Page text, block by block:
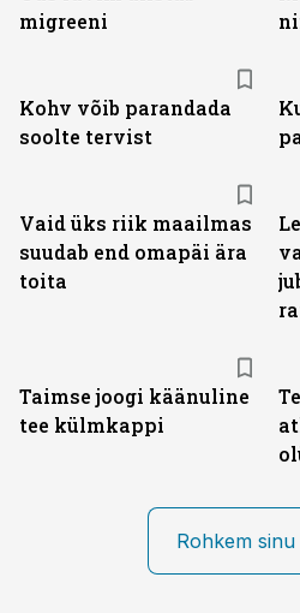
migreeni
Kohv võib parandada
soolte tervist
Vaid üks riik maailmas
suudab end omapäi ära
toita
Taimse joogi käänuline
tee külmkappi
Rohkem